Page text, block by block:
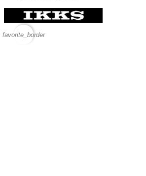
favorite_border